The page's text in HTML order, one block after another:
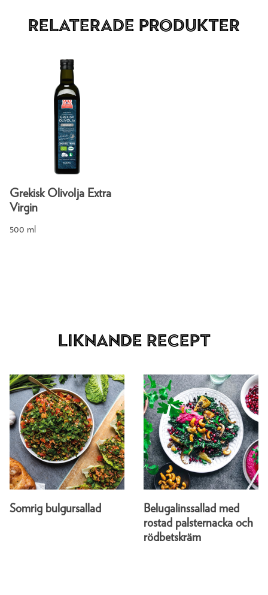
Relaterade produkter
Grekisk Olivolja Extra
Virgin
500 ml
Liknande recept
Somrig bulgursallad
Belugalinssallad med
rostad palsternacka och
rödbetskräm